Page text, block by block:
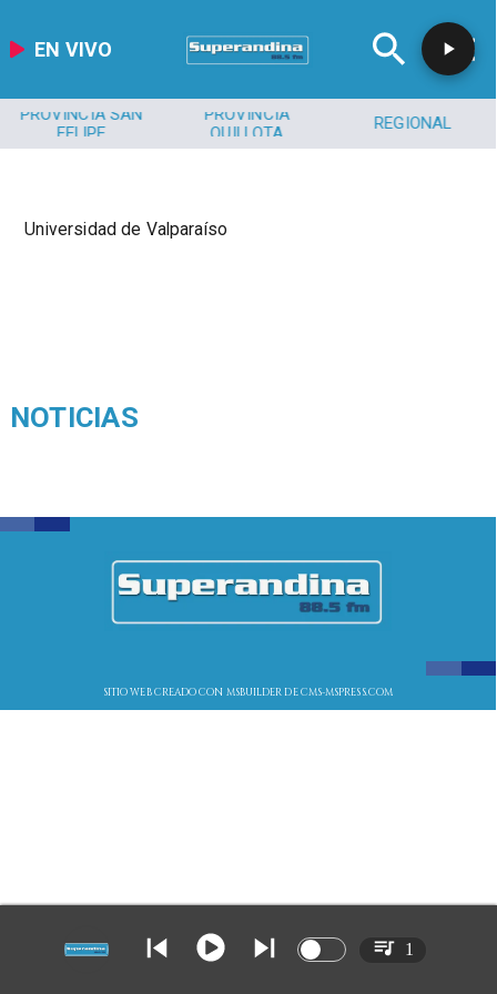
EN VIVO
PROVINCIA SAN
FELIPE
PROVINCIA
QUILLOTA
REGIONAL
Universidad de Valparaíso
NOTICIAS
SITIO WEB CREADO CON MSBUILDER DE CMS-MSPRESS.COM
1